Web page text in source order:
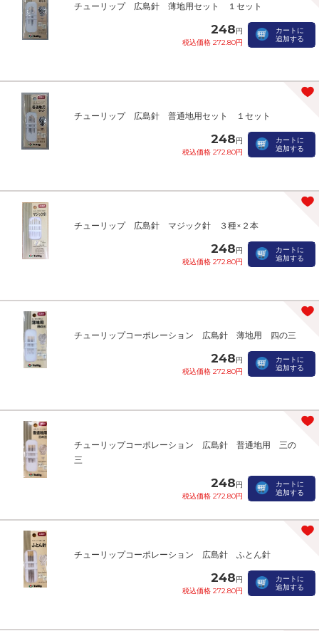
チューリップ 広島針 薄地用セット １セット
248円
税込価格 272.80円
カートに
追加する
チューリップ 広島針 普通地用セット １セット
248円
税込価格 272.80円
カートに
追加する
チューリップ 広島針 マジック針 ３種×２本
248円
税込価格 272.80円
カートに
追加する
チューリップコーポレーション 広島針 薄地用 四の三
248円
税込価格 272.80円
カートに
追加する
チューリップコーポレーション 広島針 普通地用 三の
三
248円
税込価格 272.80円
カートに
追加する
チューリップコーポレーション 広島針 ふとん針
248円
税込価格 272.80円
カートに
追加する